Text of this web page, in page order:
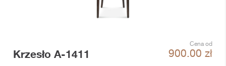
Krzesło A-1411
Cena od
900.00 zł